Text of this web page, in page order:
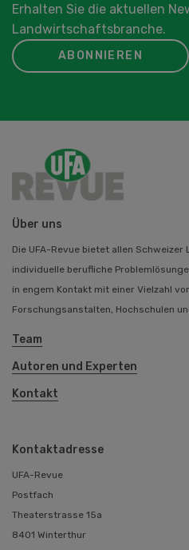
Erhalten Sie die aktuellen
Landwirtschaftsbranche.
ABONNIEREN
Über uns
Die UFA-Revue bietet allen
individuelle berufliche
in engem Kontakt mit einer Vielzahl
Forschungsanstalten, Hochschulen
Team
Autoren und Experten
Kontakt
Kontaktadresse
UFA-Revue
Postfach
Theaterstrasse 15a
8401 Winterthur